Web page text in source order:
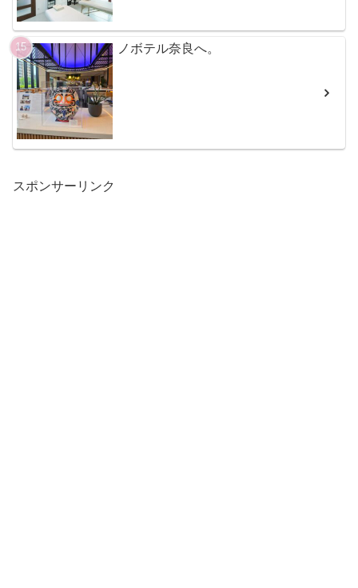
ノボテル奈良へ。
スポンサーリンク